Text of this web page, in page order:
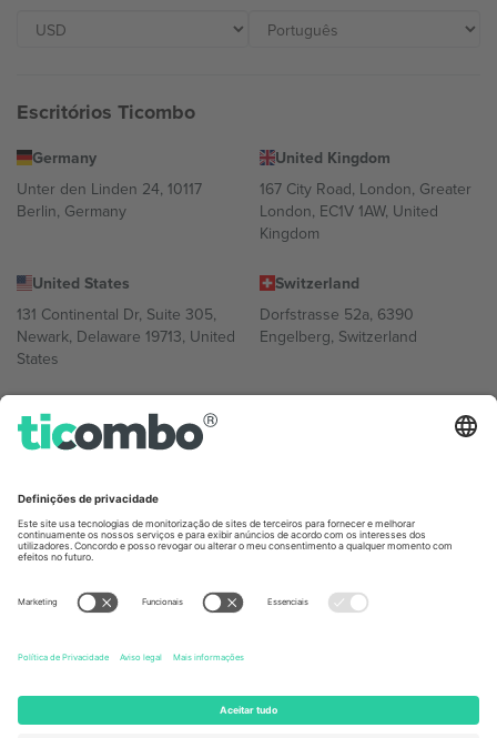
Escritórios Ticombo
Germany
Unter den Linden 24, 10117
Berlin, Germany
United Kingdom
167 City Road, London, Greater
London, EC1V 1AW, United
Kingdom
United States
131 Continental Dr, Suite 305,
Newark, Delaware 19713, United
States
Switzerland
Dorfstrasse 52a, 6390
Engelberg, Switzerland
Bulgaria
Regus Sofia City West, bul
UAE Dubai Silicon Oasis, DDP
Mexico
Av Chapultepec 360, Roma
Norte, Cuauhtémoc, 06700
Ciudad de México, CDMX,
dependendo da localização, evento e/ou domínio. Para mais
detalhes, consulte a página específica do evento,